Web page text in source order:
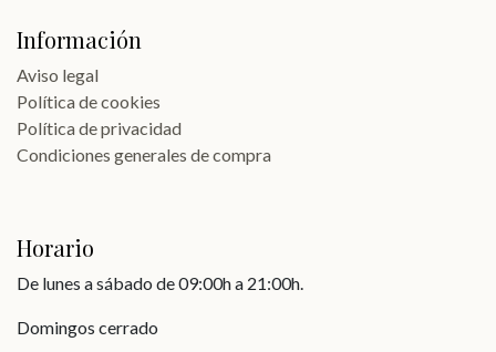
Información
Aviso legal
Política de cookies
Política de privacidad
Condiciones generales de compra
Horario
De lunes a sábado de 09:00h a 21:00h.
Domingos cerrado